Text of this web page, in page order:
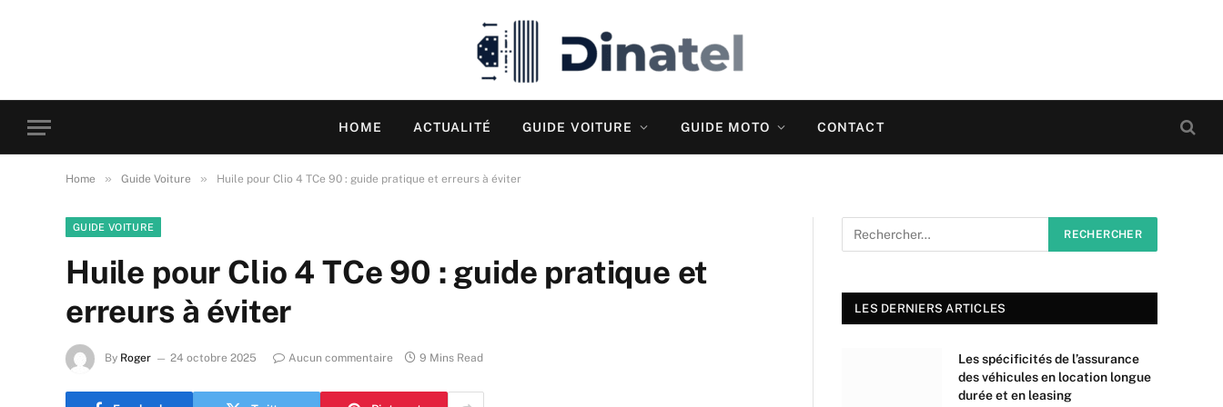
HOME ACTUALITÉ GUIDE VOITURE GUIDE MOTO CONTACT
Home » Guide Voiture » Huile pour Clio 4 TCe 90 : guide pratique et erreurs à éviter
GUIDE VOITURE
Huile pour Clio 4 TCe 90 : guide pratique et
erreurs à éviter
By Roger 24 octobre 2025 Aucun commentaire 9 Mins Read
LES DERNIERS ARTICLES
Les spécificités de l’assurance
des véhicules en location longue
durée et en leasing